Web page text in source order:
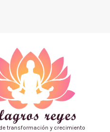
transformación y crecimiento